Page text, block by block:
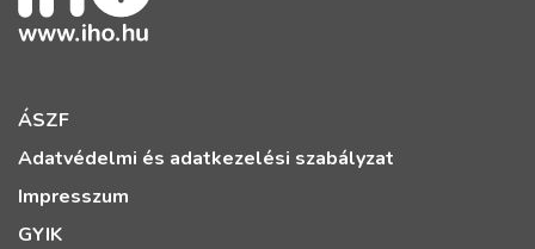
ÁSZF
Adatvédelmi és adatkezelési szabályzat
Impresszum
GYIK